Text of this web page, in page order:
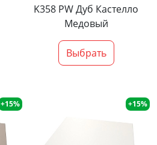
K358 PW Дуб Кастелло
Медовый
Выбрать
+15% +15%